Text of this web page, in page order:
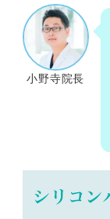
小野寺院長